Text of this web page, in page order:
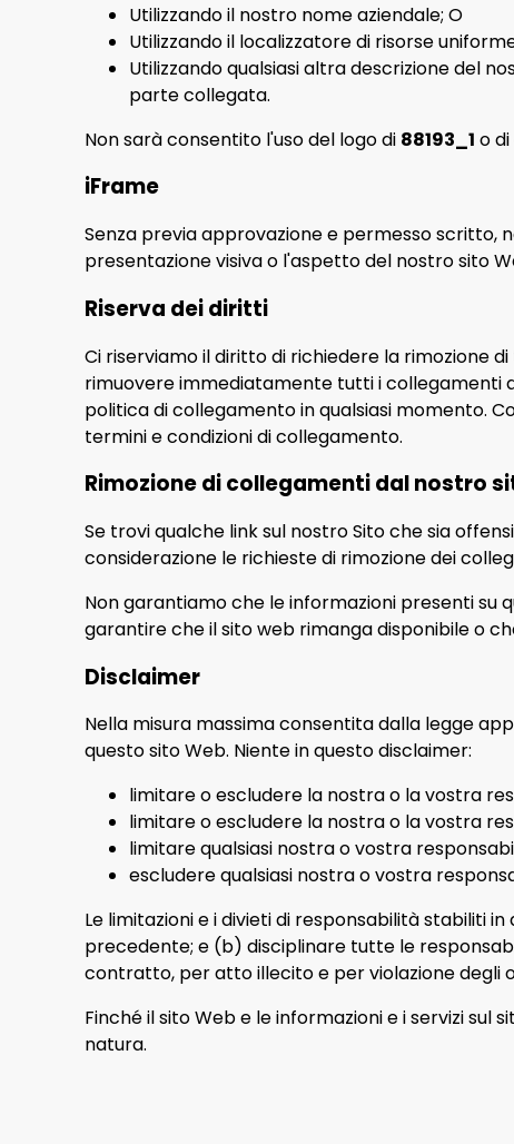
Utilizzando il nostro nome aziendale; O
Utilizzando il localizzatore di risorse
Utilizzando qualsiasi altra descrizione del
parte collegata.
Non sarà consentito l'uso del logo di 88193_1 o
iFrame
Senza previa approvazione e permesso scritto,
presentazione visiva o l'aspetto del nostro sito
Riserva dei diritti
Ci riserviamo il diritto di richiedere la rimozione
rimuovere immediatamente tutti i collegamenti
politica di collegamento in qualsiasi momento.
termini e condizioni di collegamento.
Rimozione di collegamenti dal nostro
Se trovi qualche link sul nostro Sito che sia
considerazione le richieste di rimozione dei
Non garantiamo che le informazioni presenti
garantire che il sito web rimanga disponibile o
Disclaimer
Nella misura massima consentita dalla legge
questo sito Web. Niente in questo disclaimer:
limitare o escludere la nostra o la vostra
limitare o escludere la nostra o la vostra
limitare qualsiasi nostra o vostra
escludere qualsiasi nostra o vostra
Le limitazioni e i divieti di responsabilità stabiliti
precedente; e (b) disciplinare tutte le
contratto, per atto illecito e per violazione degli
Finché il sito Web e le informazioni e i servizi
natura.